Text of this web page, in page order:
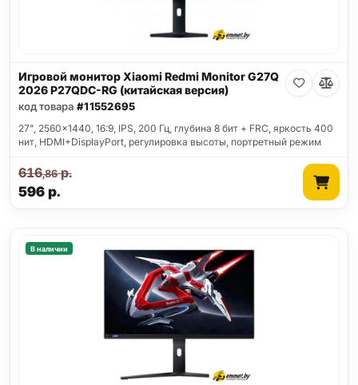
Игровой монитор Xiaomi Redmi Monitor G27Q
2026 P27QDC-RG (китайская версия)
код товара #11552695
27", 2560x1440, 16:9, IPS, 200 Гц, глубина 8 бит + FRC, яркость 400
нит, HDMI+DisplayPort, регулировка высоты, портретный режим
596р.
616,86р.
В наличии